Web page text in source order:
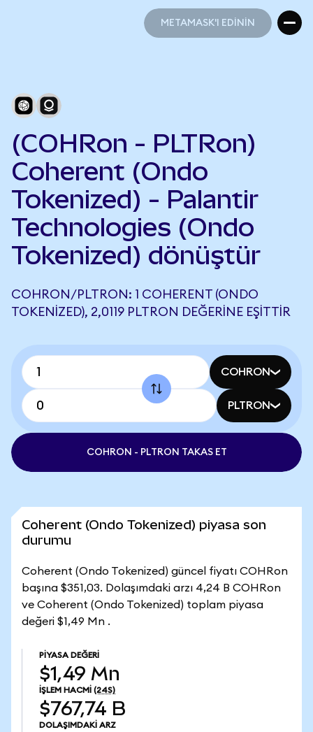
METAMASK'I EDİNİN
(COHRon - PLTRon)
Coherent (Ondo
Tokenized) - Palantir
Technologies (Ondo
Tokenized) dönüştür
COHRON/PLTRON: 1 COHERENT (ONDO
TOKENIZED), 2,0119 PLTRON DEĞERINE EŞITTIR
COHRON
PLTRON
COHRON - PLTRON TAKAS ET
Coherent (Ondo Tokenized) piyasa son
durumu
Coherent (Ondo Tokenized) güncel fiyatı COHRon
başına $351,03. Dolaşımdaki arzı 4,24 B COHRon
ve Coherent (Ondo Tokenized) toplam piyasa
değeri $1,49 Mn .
PIYASA DEĞERI
$1,49 Mn
İŞLEM HACMI (24S)
$767,74 B
DOLAŞIMDAKI ARZ